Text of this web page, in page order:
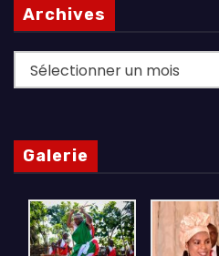
Archives
Archives
Galerie